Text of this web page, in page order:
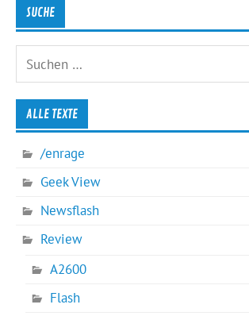
SUCHE
ALLE TEXTE
/enrage
Geek View
Newsflash
Review
A2600
Flash